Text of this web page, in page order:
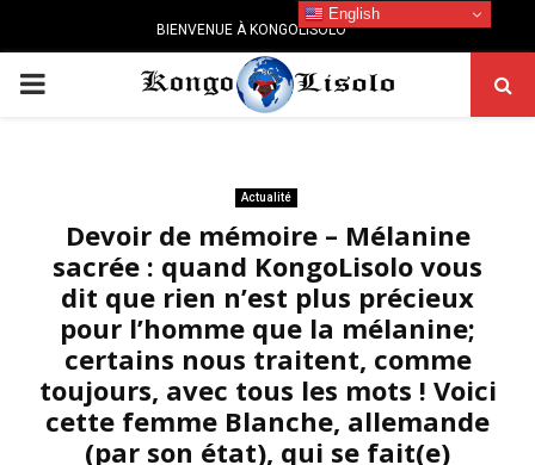
BIENVENUE À KONGOLISOLO
PRIMARY
Actualité
Devoir de mémoire – Mélanine
sacrée : quand KongoLisolo vous
dit que rien n’est plus précieux
pour l’homme que la mélanine;
certains nous traitent, comme
toujours, avec tous les mots ! Voici
cette femme Blanche, allemande
(par son état), qui se fait(e)
English